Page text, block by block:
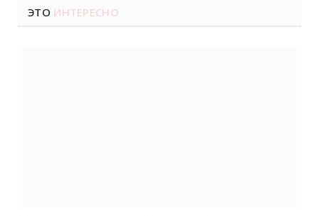
ЭТО ИНТЕРЕСНО